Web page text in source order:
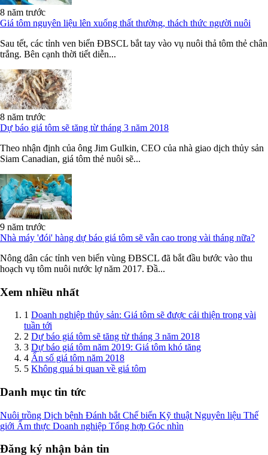
8 năm trước
Giá tôm nguyên liệu lên xuống thất thường, thách thức người nuôi
Sau tết, các tỉnh ven biển ĐBSCL bắt tay vào vụ nuôi thả tôm thẻ chân
trắng. Bên cạnh thời tiết diễn...
8 năm trước
Dự báo giá tôm sẽ tăng từ tháng 3 năm 2018
Theo nhận định của ông Jim Gulkin, CEO của nhà giao dịch thủy sản
Siam Canadian, giá tôm thẻ nuôi sẽ...
9 năm trước
Nhà máy 'đói' hàng dự báo giá tôm sẽ vẫn cao trong vài tháng nữa?
Nông dân các tỉnh ven biển vùng ĐBSCL đã bắt đầu bước vào thu
hoạch vụ tôm nuôi nước lợ năm 2017. Đầ...
Xem nhiều nhất
1 Doanh nghiệp thủy sản: Giá tôm sẽ được cải thiện trong vài
tuần tới
2 Dự báo giá tôm sẽ tăng từ tháng 3 năm 2018
3 Dự báo giá tôm năm 2019: Giá tôm khó tăng
4 Ẩn số giá tôm năm 2018
5 Không quá bi quan về giá tôm
Danh mục tin tức
Nuôi trồng Dịch bệnh Đánh bắt Chế biến Kỹ thuật Nguyên liệu Thế
giới Ẩm thực Doanh nghiệp Tổng hợp Góc nhìn
Đăng ký nhận bản tin